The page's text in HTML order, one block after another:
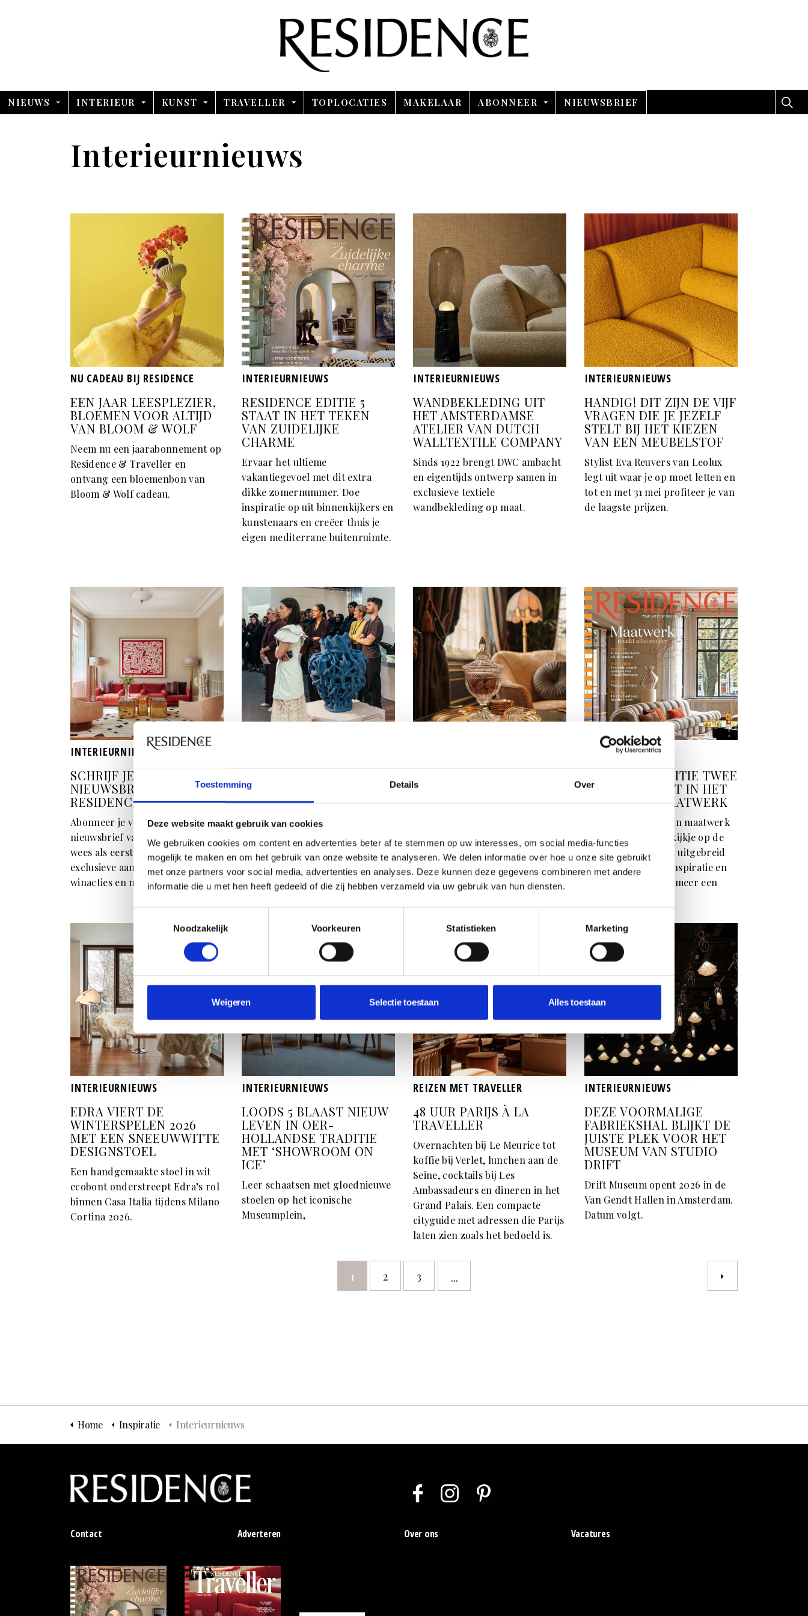
Toestemming Details Over
Deze website maakt gebruik van cookies
We gebruiken cookies om content en advertenties beter af te stemmen op uw interesses, om social media-functies
mogelijk te maken en om het gebruik van onze website te analyseren. We delen informatie over hoe u onze site gebruikt
met onze partners voor social media, advertenties en analyses. Deze kunnen deze gegevens combineren met andere
informatie die u met hen heeft gedeeld of die zij hebben verzameld via uw gebruik van hun diensten.
Noodzakelijk
Voorkeuren Statistieken Marketing
Weigeren Selectie toestaan Alles toestaan
NIEUWS INTERIEUR KUNST TRAVELLER TOPLOCATIES MAKELAAR ABONNEER NIEUWSBRIEF
Interieurnieuws
NU CADEAU BIJ RESIDENCE
EEN JAAR LEESPLEZIER,
BLOEMEN VOOR ALTIJD
VAN BLOOM & WOLF
Neem nu een jaarabonnement op
Residence & Traveller en
ontvang een bloemenbon van
Bloom & Wolf cadeau.
INTERIEURNIEUWS
RESIDENCE EDITIE 5
STAAT IN HET TEKEN
VAN ZUIDELIJKE
CHARME
Ervaar het ultieme
vakantiegevoel met dit extra
dikke zomernummer. Doe
inspiratie op uit binnenkijkers en
kunstenaars en creëer thuis je
eigen mediterrane buitenruimte.
INTERIEURNIEUWS
WANDBEKLEDING UIT
HET AMSTERDAMSE
ATELIER VAN DUTCH
WALLTEXTILE COMPANY
Sinds 1922 brengt DWC ambacht
en eigentijds ontwerp samen in
exclusieve textiele
wandbekleding op maat.
INTERIEURNIEUWS
HANDIG! DIT ZIJN DE VIJF
VRAGEN DIE JE JEZELF
STELT BIJ HET KIEZEN
VAN EEN MEUBELSTOF
Stylist Eva Reuvers van Leolux
legt uit waar je op moet letten en
tot en met 31 mei profiteer je van
de laagste prijzen.
INTERIEURNIEUWS
SCHRIJF JE IN VOOR DE
NIEUWSBRIEF VAN
RESIDENCE
Abonneer je vandaag nog op de
nieuwsbrief van Residence en
wees als eerste op de hoogte van
exclusieve aanbiedingen,
winacties en masterclasses.
VAISBERG OP
COLLECTIBLE 2026 +
persoon heeft een goed oog, dan
kan er iets heel moois
gebeuren.”
MÁXIMA SEIZOEN 2
mannen van De Residentie over
de decors, locaties en klassieke
interieurs van de hitserie.
INTERIEURNIEUWS
RESIDENCE EDITIE TWEE
VAN 2026 STAAT IN HET
TEKEN VAN MAATWERK
Binnenkijkers waarin maatwerk
centraal staat, een kijkje op de
set van
Máxima
, een uitgebreid
dossier vol keukeninspiratie en
onder meer een
INTERIEURNIEUWS
EDRA VIERT DE
WINTERSPELEN 2026
MET EEN SNEEUWWITTE
DESIGNSTOEL
Een handgemaakte stoel in wit
ecobont onderstreept Edra’s rol
binnen Casa Italia tijdens Milano
Cortina 2026.
INTERIEURNIEUWS
LOODS 5 BLAAST NIEUW
LEVEN IN OER-
HOLLANDSE TRADITIE
MET ‘SHOWROOM ON
ICE’
Leer schaatsen met gloednieuwe
stoelen op het iconische
Museumplein,
REIZEN MET TRAVELLER
48 UUR PARIJS À LA
TRAVELLER
Overnachten bij Le Meurice tot
koffie bij Verlet, lunchen aan de
Seine, cocktails bij Les
Ambassadeurs en dineren in het
Grand Palais. Een compacte
cityguide met adressen die Parijs
laten zien zoals het bedoeld is.
INTERIEURNIEUWS
DEZE VOORMALIGE
FABRIEKSHAL BLIJKT DE
JUISTE PLEK VOOR HET
MUSEUM VAN STUDIO
DRIFT
Drift Museum opent 2026 in de
Van Gendt Hallen in Amsterdam.
Datum volgt.
1 2 3 ...
Home Inspiratie Interieurnieuws
Contact Adverteren Over ons Vacatures